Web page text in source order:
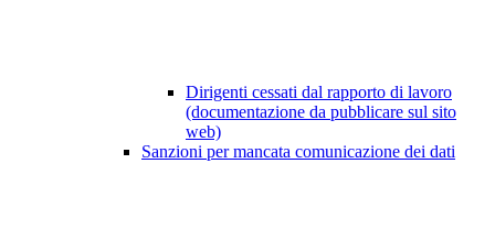
Dirigenti cessati dal rapporto di lavoro
(documentazione da pubblicare sul sito
web)
Sanzioni per mancata comunicazione dei dati